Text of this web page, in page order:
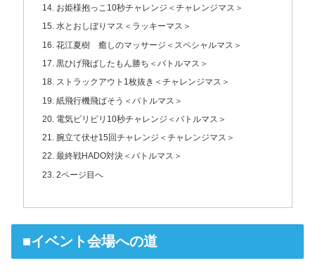
お姫様抱っこ10秒チャレンジ＜チャレンジマス＞
水とおしぼりマス＜ラッキーマス＞
花江夏樹 癒しのマッサージ＜スペシャルマス＞
黒ひげ飛ばしたもん勝ち＜バトルマス＞
ストラックアウト1枚抜き＜チャレンジマス＞
紙飛行機飛ばそう＜バトルマス＞
電気ビリビリ10秒チャレンジ＜バトルマス＞
腕立て伏せ15回チャレンジ＜チャレンジマス＞
最終戦HADO対決＜バトルマス＞
2ページ目へ
■イベント会場への道